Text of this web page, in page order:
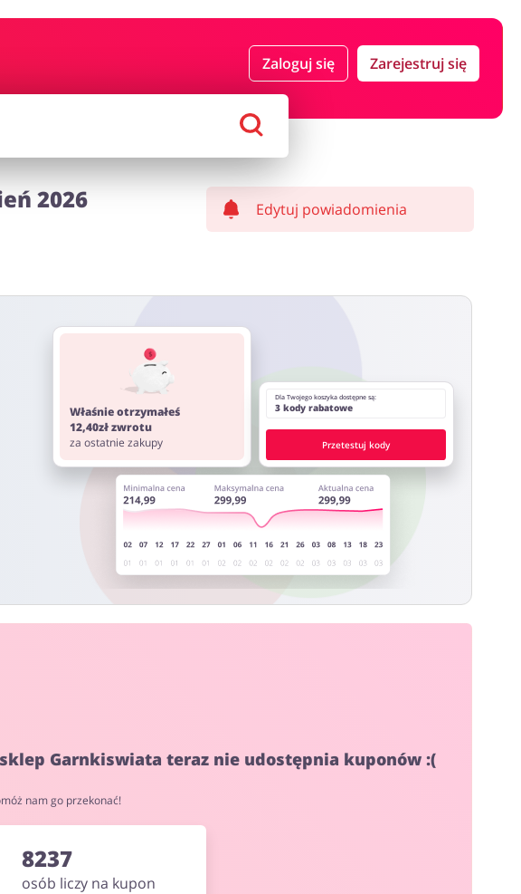
Zaloguj się Zarejestruj się
2026 Edytuj powiadomienia
Właśnie otrzymałeś
12,40zł zwrotu
za ostatnie zakupy
Dla Twojego koszyka dostępne są:
3 kody rabatowe
Przetestuj kody
Garnkiswiata teraz nie udostępnia kuponów :(
nam go przekonać!
8237
osób liczy na kupon